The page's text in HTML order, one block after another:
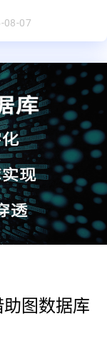
08-07
图数据库